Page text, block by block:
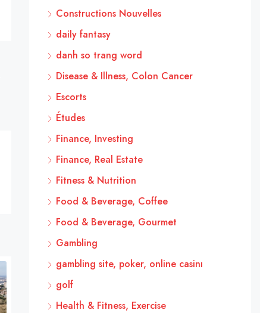
Constructions Nouvelles
daily fantasy
danh so trang word
Disease & Illness, Colon Cancer
Escorts
Études
Finance, Investing
Finance, Real Estate
Fitness & Nutrition
Food & Beverage, Coffee
Food & Beverage, Gourmet
Gambling
gambling site, poker, online casinı
golf
Health & Fitness, Exercise